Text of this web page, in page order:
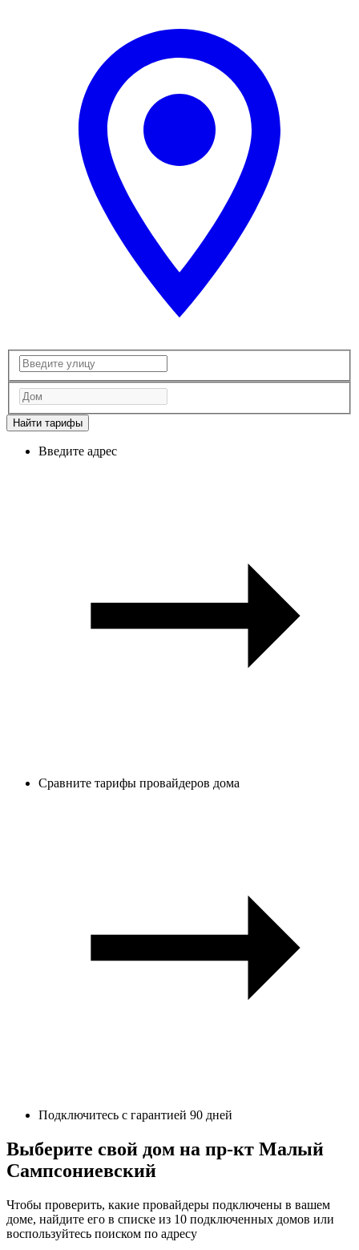
Найти тарифы
Введите адрес
Сравните тарифы провайдеров дома
Подключитесь с гарантией 90 дней
Выберите свой дом на пр-кт Малый
Сампсониевский
Чтобы проверить, какие провайдеры подключены в вашем
доме, найдите его в списке из 10 подключенных домов или
воспользуйтесь поиском по адресу